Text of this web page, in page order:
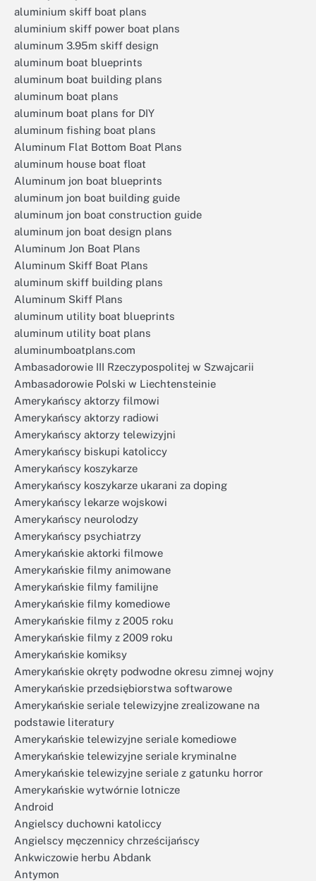
aluminium skiff boat plans
aluminium skiff power boat plans
aluminum 3.95m skiff design
aluminum boat blueprints
aluminum boat building plans
aluminum boat plans
aluminum boat plans for DIY
aluminum fishing boat plans
Aluminum Flat Bottom Boat Plans
aluminum house boat float
Aluminum jon boat blueprints
aluminum jon boat building guide
aluminum jon boat construction guide
aluminum jon boat design plans
Aluminum Jon Boat Plans
Aluminum Skiff Boat Plans
aluminum skiff building plans
Aluminum Skiff Plans
aluminum utility boat blueprints
aluminum utility boat plans
aluminumboatplans.com
Ambasadorowie III Rzeczypospolitej w Szwajcarii
Ambasadorowie Polski w Liechtensteinie
Amerykańscy aktorzy filmowi
Amerykańscy aktorzy radiowi
Amerykańscy aktorzy telewizyjni
Amerykańscy biskupi katoliccy
Amerykańscy koszykarze
Amerykańscy koszykarze ukarani za doping
Amerykańscy lekarze wojskowi
Amerykańscy neurolodzy
Amerykańscy psychiatrzy
Amerykańskie aktorki filmowe
Amerykańskie filmy animowane
Amerykańskie filmy familijne
Amerykańskie filmy komediowe
Amerykańskie filmy z 2005 roku
Amerykańskie filmy z 2009 roku
Amerykańskie komiksy
Amerykańskie okręty podwodne okresu zimnej wojny
Amerykańskie przedsiębiorstwa softwarowe
Amerykańskie seriale telewizyjne zrealizowane na
podstawie literatury
Amerykańskie telewizyjne seriale komediowe
Amerykańskie telewizyjne seriale kryminalne
Amerykańskie telewizyjne seriale z gatunku horror
Amerykańskie wytwórnie lotnicze
Android
Angielscy duchowni katoliccy
Angielscy męczennicy chrześcijańscy
Ankwiczowie herbu Abdank
Antymon